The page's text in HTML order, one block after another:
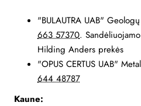
"BULAUTRA UAB"
663 57370.
Hilding Anders prekės
"OPUS CERTUS UAB"
644 48787
Kaune: